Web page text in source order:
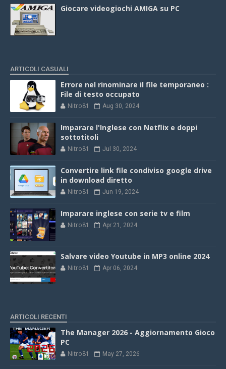
Giocare videogiochi AMIGA su PC
ARTICOLI CASUALI
Errore nel rinominare il file temporaneo :
File di testo occupato
Nitro81 Aug 30, 2024
Imparare l'Inglese con Netflix e doppi
sottotitoli
Nitro81 Jul 30, 2024
Convertire link file condiviso google drive
in download diretto
Nitro81 Jun 19, 2024
Imparare inglese con serie tv e film
Nitro81 Apr 21, 2024
Salvare video Youtube in MP3 online 2024
Nitro81 Apr 06, 2024
ARTICOLI RECENTI
The Manager 2026 - Aggiornamento Gioco
PC
Nitro81 May 27, 2026